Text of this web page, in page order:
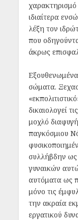
χαρακτηρισμό
ιδιαίτερα
λέξη τον
που
άκρως
σώματα.
δικαιολογεί
μοχλό
παγκόσμιου
συλλήβδην ως
γυναικών
αυτόματα ως
μόνο τις
την ακραία
εργατικού